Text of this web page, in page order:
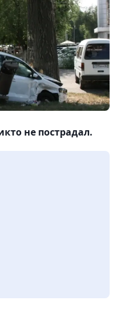
не пострадал.